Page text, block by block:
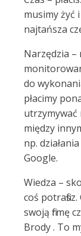
musimy żyć
najtańsza
Narzędzia
do
płacimy
utrzymywać
między
np.
Google.
Wiedza –
coś
swoją firmę
Brody . To